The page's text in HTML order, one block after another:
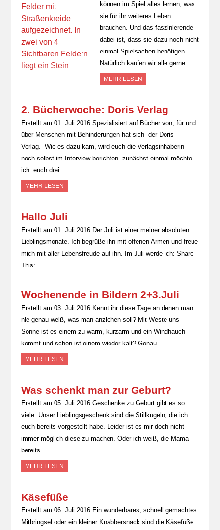
können im Spiel alles lernen, was
sie für ihr weiteres Leben
brauchen. Und das faszinierende
dabei ist, dass sie dazu noch nicht
einmal Spielsachen benötigen.
Natürlich kaufen wir alle gerne…
MEHR LESEN
2. Bücherwoche: Doris Verlag
Erstellt am 01. Juli 2016 Spezialisiert auf Bücher von, für und
über Menschen mit Behinderungen hat sich der Doris –
Verlag. Wie es dazu kam, wird euch die Verlagsinhaberin
noch selbst im Interview berichten. zunächst einmal möchte
ich euch drei…
MEHR LESEN
Hallo Juli
Erstellt am 01. Juli 2016 Der Juli ist einer meiner absoluten
Lieblingsmonate. Ich begrüße ihn mit offenen Armen und freue
mich mit aller Lebensfreude auf ihn. Im Juli werde ich: Share
This:
Wochenende in Bildern 2+3.Juli
Erstellt am 03. Juli 2016 Kennt ihr diese Tage an denen man
nie genau weiß, was man anziehen soll? Mit Weste uns
Sonne ist es einem zu warm, kurzarm und ein Windhauch
kommt und schon ist einem wieder kalt? Genau…
MEHR LESEN
Was schenkt man zur Geburt?
Erstellt am 05. Juli 2016 Geschenke zu Geburt gibt es so
viele. Unser Lieblingsgeschenk sind die Stillkugeln, die ich
euch bereits vorgestellt habe. Leider ist es mir doch nicht
immer möglich diese zu machen. Oder ich weiß, die Mama
bereits…
MEHR LESEN
Käsefüße
Erstellt am 06. Juli 2016 Ein wunderbares, schnell gemachtes
Mitbringsel oder ein kleiner Knabbersnack sind die Käsefüße